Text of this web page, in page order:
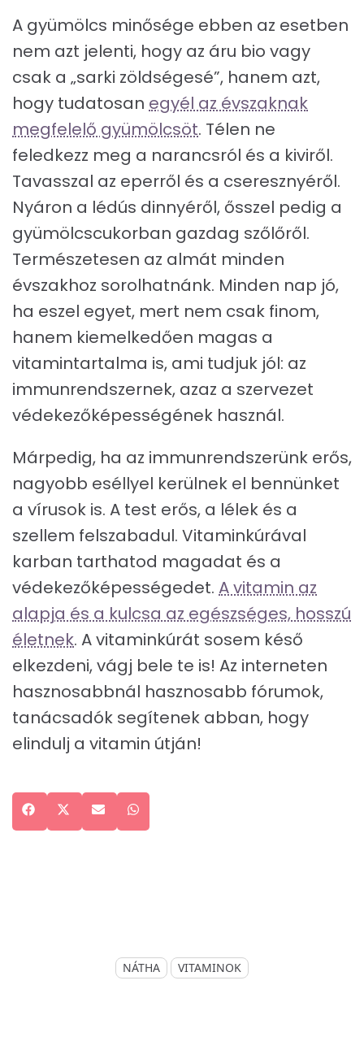
A gyümölcs minősége ebben az esetben
nem azt jelenti, hogy az áru bio vagy
csak a „sarki zöldségesé”, hanem azt,
hogy tudatosan egyél az évszaknak
megfelelő gyümölcsöt. Télen ne
feledkezz meg a narancsról és a kiviről.
Tavasszal az eperről és a cseresznyéről.
Nyáron a lédús dinnyéről, ősszel pedig a
gyümölcscukorban gazdag szőlőről.
Természetesen az almát minden
évszakhoz sorolhatnánk. Minden nap jó,
ha eszel egyet, mert nem csak finom,
hanem kiemelkedően magas a
vitamintartalma is, ami tudjuk jól: az
immunrendszernek, azaz a szervezet
védekezőképességének használ.
Márpedig, ha az immunrendszerünk erős,
nagyobb eséllyel kerülnek el bennünket
a vírusok is. A test erős, a lélek és a
szellem felszabadul. Vitaminkúrával
karban tarthatod magadat és a
védekezőképességedet. A vitamin az
alapja és a kulcsa az egészséges, hosszú
életnek. A vitaminkúrát sosem késő
elkezdeni, vágj bele te is! Az interneten
hasznosabbnál hasznosabb fórumok,
tanácsadók segítenek abban, hogy
elindulj a vitamin útján!
Share
on
Facebook
Share
on
(Twitter)
Share
on
Email
on
NÁTHA VITAMINOK